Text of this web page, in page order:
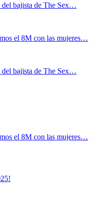
del bajista de The Sex…
el 8M con las mujeres…
del bajista de The Sex…
el 8M con las mujeres…